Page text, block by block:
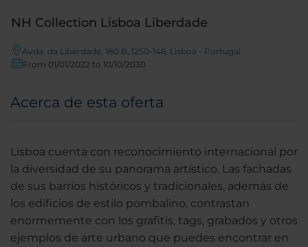
NH Collection Lisboa Liberdade
Avda. da Liberdade, 180 B, 1250-146, Lisboa - Portugal
From 01/01/2022 to 10/10/2030
Acerca de esta oferta
Lisboa cuenta con reconocimiento internacional por
la diversidad de su panorama artístico. Las fachadas
de sus barrios históricos y tradicionales, además de
los edificios de estilo pombalino, contrastan
enormemente con los grafitis, tags, grabados y otros
ejemplos de arte urbano que puedes encontrar en